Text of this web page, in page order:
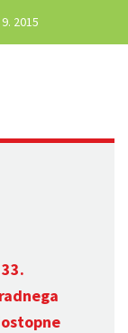
2015